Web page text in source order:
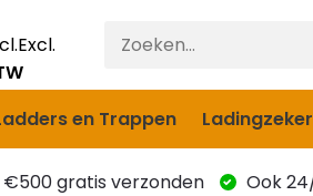
Excl.
en Trappen
gratis verzonden Ook